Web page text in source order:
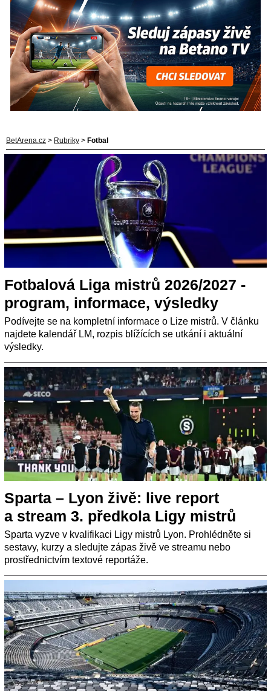
BetArena.cz > Rubriky > Fotbal
Fotbalová Liga mistrů 2026/2027 -
program, informace, výsledky
Podívejte se na kompletní informace o Lize mistrů. V článku
najdete kalendář LM, rozpis blížících se utkání i aktuální
výsledky.
Sparta – Lyon živě: live report
a stream 3. předkola Ligy mistrů
Sparta vyzve v kvalifikaci Ligy mistrů Lyon. Prohlédněte si
sestavy, kurzy a sledujte zápas živě ve streamu nebo
prostřednictvím textové reportáže.